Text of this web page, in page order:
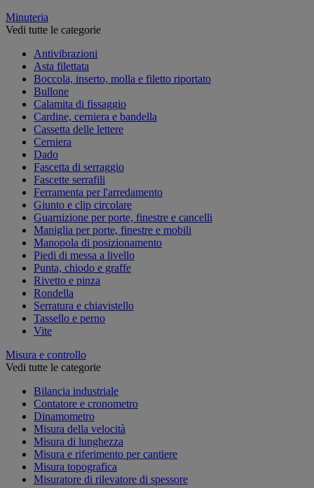
Minuteria
Vedi tutte le categorie
Antivibrazioni
Asta filettata
Boccola, inserto, molla e filetto riportato
Bullone
Calamita di fissaggio
Cardine, cerniera e bandella
Cassetta delle lettere
Cerniera
Dado
Fascetta di serraggio
Fascette serrafili
Ferramenta per l'arredamento
Giunto e clip circolare
Guarnizione per porte, finestre e cancelli
Maniglia per porte, finestre e mobili
Manopola di posizionamento
Piedi di messa a livello
Punta, chiodo e graffe
Rivetto e pinza
Rondella
Serratura e chiavistello
Tassello e perno
Vite
Misura e controllo
Vedi tutte le categorie
Bilancia industriale
Contatore e cronometro
Dinamometro
Misura della velocità
Misura di lunghezza
Misura e riferimento per cantiere
Misura topografica
Misuratore di rilevatore di spessore